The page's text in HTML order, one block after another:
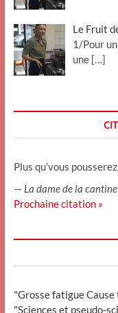
Le Fruit
1/Pour
une […]
Plus qu’vous
— La dame de la cantine
Prochaine citation »
"Grosse fatigue
"Sciences et pseudo-